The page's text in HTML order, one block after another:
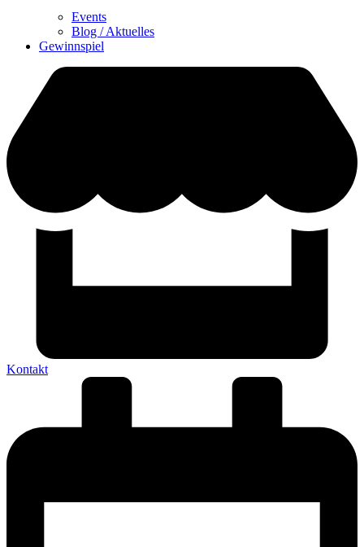
Events
Blog / Aktuelles
Gewinnspiel
Kontakt